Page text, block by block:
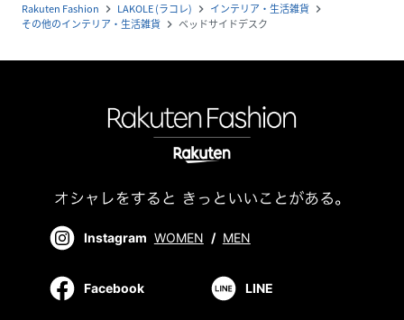
Rakuten Fashion navigate_next LAKOLE (ラコレ) navigate_next インテリア・生活雑貨 navigate_next
その他のインテリア・生活雑貨 navigate_next ベッドサイドデスク
Instagram WOMEN / MEN
Facebook LINE